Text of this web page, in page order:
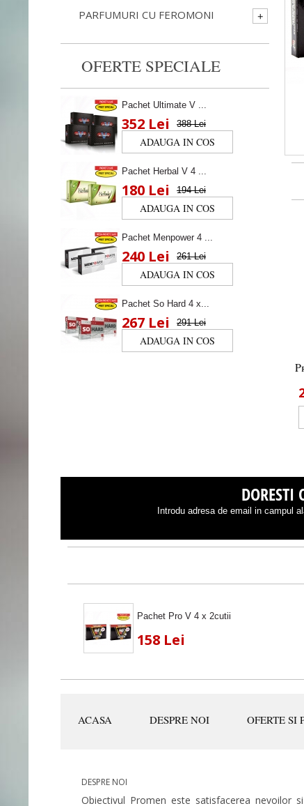
PARFUMURI CU FEROMONI
OFERTE SPECIALE
Pachet Ultimate V ...
352 Lei 388 Lei
Pachet Herbal V 4 ...
180 Lei 194 Lei
Pachet Menpower 4 ...
240 Lei 261 Lei
Pachet So Hard 4 x...
267 Lei 291 Lei
DORESTI
Introdu adresa de email in campul
Pachet Pro V 4 x 2cutii
158 Lei
ACASA DESPRE NOI OFERTE SI
DESPRE NOI
Obiectivul Promen este satisfacerea nevoilor